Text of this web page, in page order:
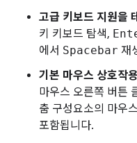
고급 키보드 지원을
키 키보드 탐색,
에서 Spacebar 재
기본 마우스 상호작
마우스 오른쪽 버튼
춤 구성요소의 마우
포함됩니다.